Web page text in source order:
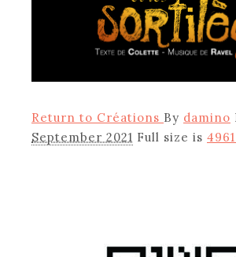
Return to Créations By damino
September 2021 Full size is